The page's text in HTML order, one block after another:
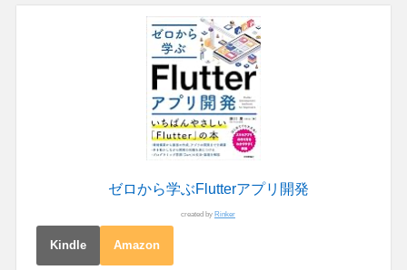
ゼロから学ぶFlutterアプリ開発
created by Rinker
Kindle Amazon